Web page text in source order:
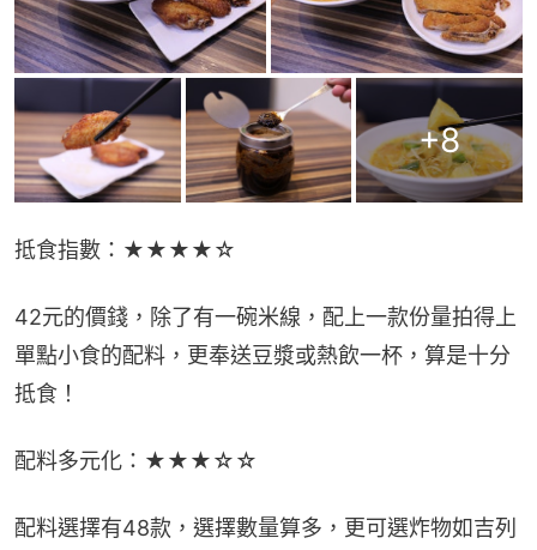
+8
抵食指數：★★★★☆
42元的價錢，除了有一碗米線，配上一款份量拍得上
單點小食的配料，更奉送豆漿或熱飲一杯，算是十分
抵食！
配料多元化：★★★☆☆
配料選擇有48款，選擇數量算多，更可選炸物如吉列